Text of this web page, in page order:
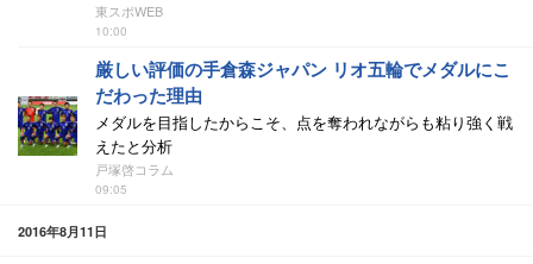
東スポWEB
10:00
厳しい評価の手倉森ジャパン リオ五輪でメダルにこ
だわった理由
メダルを目指したからこそ、点を奪われながらも粘り強く戦
えたと分析
戸塚啓コラム
09:05
2016年8月11日